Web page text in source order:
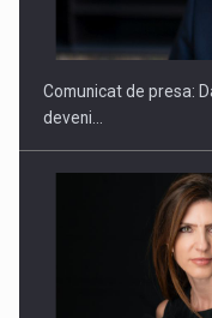
Comunicat de presa:
deveni…